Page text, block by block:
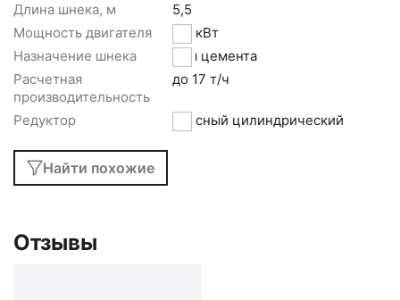
Длина шнека, м
5,5
Мощность двигателя
5,5 кВт
Назначение шнека
Для цемента
Расчетная
производительность
до 17 т/ч
Редуктор соосный цилиндрический
Найти похожие
Отзывы